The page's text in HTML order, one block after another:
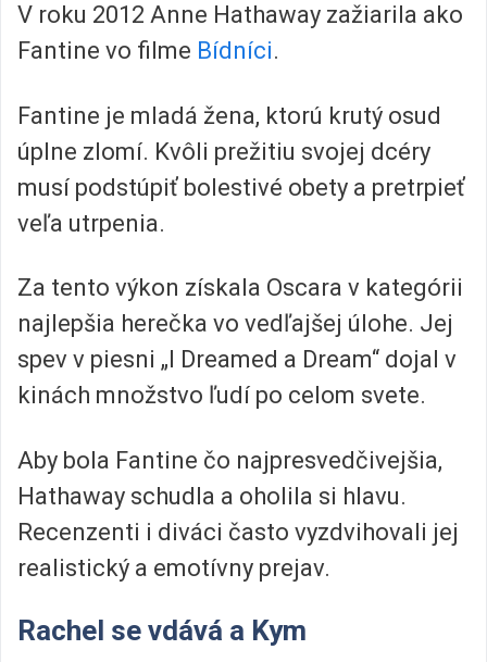
V roku 2012 Anne Hathaway zažiarila ako
Fantine vo filme Bídníci.
Fantine je mladá žena, ktorú krutý osud
úplne zlomí. Kvôli prežitiu svojej dcéry
musí podstúpiť bolestivé obety a pretrpieť
veľa utrpenia.
Za tento výkon získala Oscara v kategórii
najlepšia herečka vo vedľajšej úlohe. Jej
spev v piesni „I Dreamed a Dream“ dojal v
kinách množstvo ľudí po celom svete.
Aby bola Fantine čo najpresvedčivejšia,
Hathaway schudla a oholila si hlavu.
Recenzenti i diváci často vyzdvihovali jej
realistický a emotívny prejav.
Rachel se vdává a Kym